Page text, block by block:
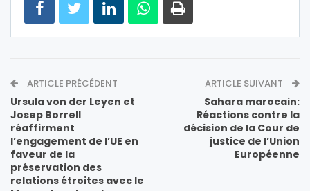
ARTICLE PRÉCÉDENT
Ursula von der Leyen et
Josep Borrell
réaffirment
l’engagement de l’UE en
faveur de la
préservation des
relations étroites avec le
ARTICLE SUIVANT
Sahara marocain:
Réactions contre la
décision de la Cour de
justice de l’Union
Européenne